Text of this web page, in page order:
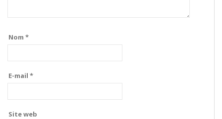
Nom *
E-mail *
Site web